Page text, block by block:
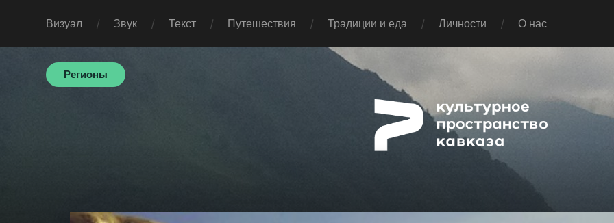
Визуал Звук Текст Путешествия
Регионы
Традиции и еда Личности О нас